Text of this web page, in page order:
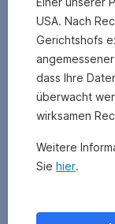
anderen
Faktoren
bleiben.
USA. Nach
Gerichtshofs
dass Ihre
überwacht
wirksamen
Weitere
Sie hier.